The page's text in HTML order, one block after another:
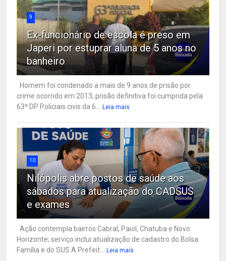
9
Ex-funcionário de escola é preso em
Japeri por estuprar aluna de 5 anos no
banheiro
Homem foi condenado a mais de 9 anos de prisão por
crime ocorrido em 2013; prisão definitiva foi cumprida pela
63ª DP Policiais civis da 6...
Leia mais
10
Nilópolis abre postos de saúde aos
sábados para atualização do CADSUS
e exames
Ação contempla bairros Cabral, Paiol, Chatuba e Novo
Horizonte; serviço inclui atualização de cadastro do Bolsa
Família e do SUS A Prefeit...
Leia mais